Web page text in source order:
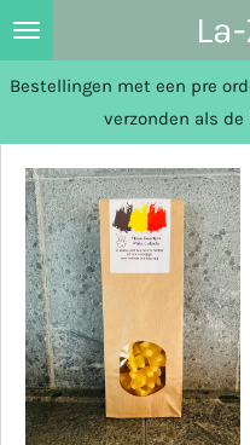
Ga
direct
naar
Bestellingen met een pre
verzonden als